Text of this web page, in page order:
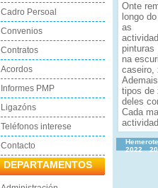
Cadro Persoal
Convenios
Contratos
Acordos
Informes PMP
Ligazóns
Teléfonos interese
Contacto
DEPARTAMENTOS
Onte
longo
as
pinturas
na
caseiro,
tipos de
deles
Cada
2022